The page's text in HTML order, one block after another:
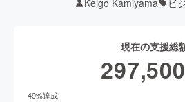
現在の支援総
297,500
49%達成